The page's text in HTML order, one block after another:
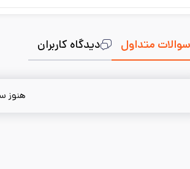
سوالات متداول دیدگاه کاربران
هنوز